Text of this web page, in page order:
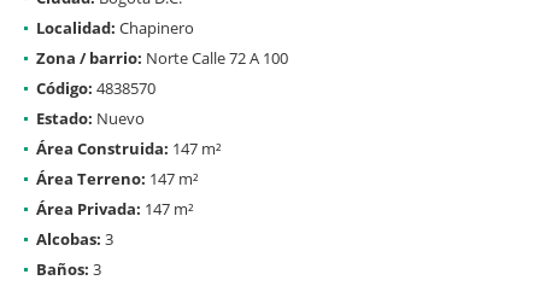
Localidad: Chapinero
Zona / barrio: Norte Calle 72 A 100
Código: 4838570
Estado: Nuevo
Área Construida: 147 m²
Área Terreno: 147 m²
Área Privada: 147 m²
Alcobas: 3
Baños: 3